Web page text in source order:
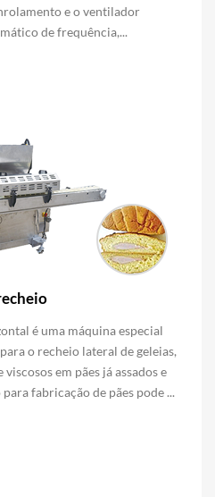
e o ventilador
de frequência,...
é uma máquina especial
o recheio lateral de geleias,
em pães já assados e
fabricação de pães pode ...